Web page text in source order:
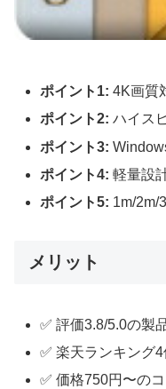
ポイント1: 4K画質
ポイント2: ハイス
ポイント3:
ポイント4: 軽量設
ポイント5: 1m/2m/
メリット
✅ 評価3.8/5.0の製
✅ 楽天ランキング
✅ 価格750円〜の